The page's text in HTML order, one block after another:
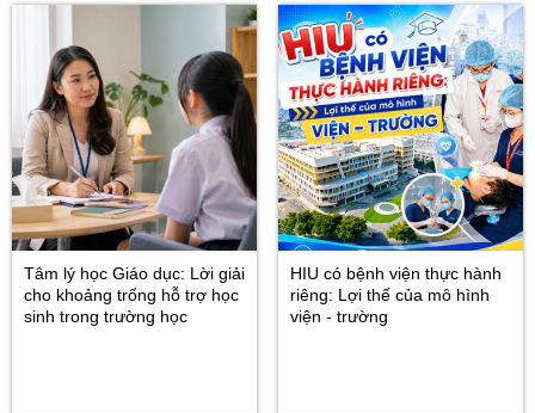
Tâm lý học Giáo dục: Lời giải
cho khoảng trống hỗ trợ học
sinh trong trường học
HIU có bệnh viện thực hành
riêng: Lợi thế của mô hình
viện - trường